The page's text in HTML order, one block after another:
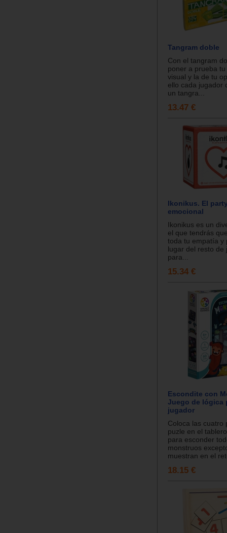
Tangram doble
Con el tangram
poner a prueba
visual y la de tu
ello cada jugador
un tangra...
13.47 €
Ikonikus. El
emocional
Ikonikus es un
el que tendrás
toda tu empatía y
lugar del resto de
para...
15.34 €
Escondite con
Juego de lógica
jugador
Coloca las cuatro
puzle en el
para esconder
monstruos
muestran en el
18.15 €